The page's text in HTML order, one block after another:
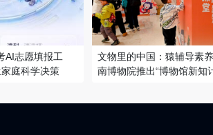
AI志愿填报工
庭科学决策
文物里的中国：猿辅导素
南博物院推出“博物馆新知